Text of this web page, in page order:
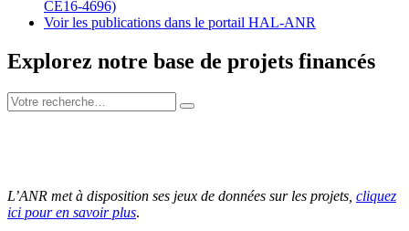
CE16-4696)
Voir les publications dans le portail HAL-ANR
Explorez notre base de projets financés
L’ANR met à disposition ses jeux de données sur les projets, cliquez
ici pour en savoir plus.